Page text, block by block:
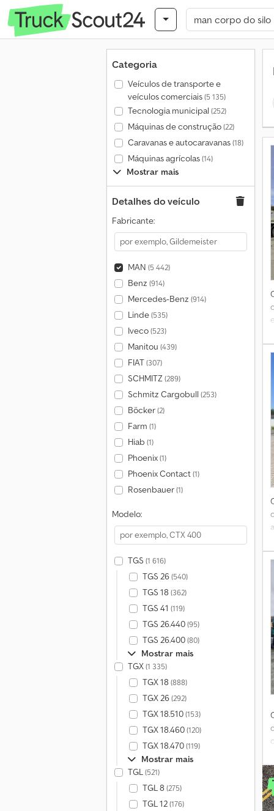
Categoria
Veículos de transporte e
veículos comerciais(5 135)
Tecnologia municipal (252)
Máquinas de construção(22)
Caravanas e autocaravanas(18)
Máquinas agrícolas(14)
Mostrar mais
Detalhes do veículo
Fabricante:
MAN (5 442)
Benz (914)
Mercedes-Benz (914)
Linde(535)
Iveco(523)
Manitou (439)
FIAT(307)
SCHMITZ(289)
Schmitz Cargobull (253)
Böcker(2)
Farm (1)
Hiab (1)
Phoenix(1)
Phoenix Contact(1)
Rosenbauer(1)
Modelo:
TGS (1 616)
TGS 26(540)
TGS 18 (362)
TGS 41 (119)
TGS 26.440(95)
TGS 26.400(80)
Mostrar mais
TGX(1 335)
TGX 18 (888)
TGX 26(292)
TGX 18.510(153)
TGX 18.460(120)
TGX 18.470(119)
Mostrar mais
TGL(521)
TGL 8 (275)
TGL 12(176)